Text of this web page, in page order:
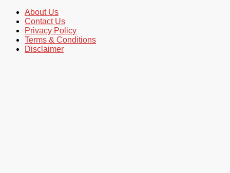
About Us
Contact Us
Privacy Policy
Terms & Conditions
Disclaimer